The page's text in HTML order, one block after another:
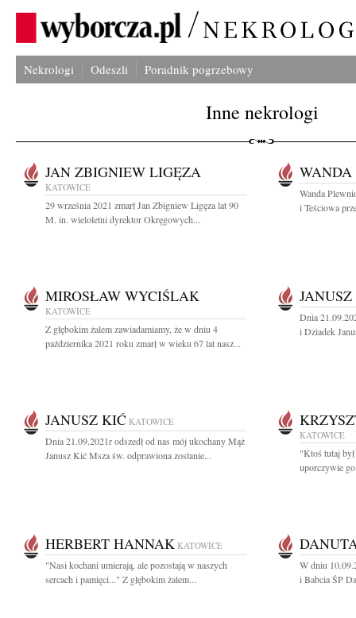
Nekrologi Odeszli Poradnik pogrzebowy
Inne nekrologi
JAN ZBIGNIEW LIGĘZA
KATOWICE
29 września 2021 zmarł Jan Zbigniew Ligęza lat 90
M. in. wieloletni dyrektor Okręgowych...
Wanda
i Teściowa
MIROSŁAW WYCIŚLAK
KATOWICE
Z głębokim żalem zawiadamiamy, że w dniu 4
października 2021 roku zmarł w wieku 67 lat nasz...
Dnia
i Dziadek
JANUSZ KIĆ KATOWICE
Dnia 21.09.2021r odszedł od nas mój ukochany Mąż
Janusz Kić Msza św. odprawiona zostanie...
KATOWICE
"Ktoś tutaj
uporczywie
HERBERT HANNAK KATOWICE
"Nasi kochani umierają, ale pozostają w naszych
sercach i pamięci..." Z głębokim żalem...
W dniu
i Babcia ŚP